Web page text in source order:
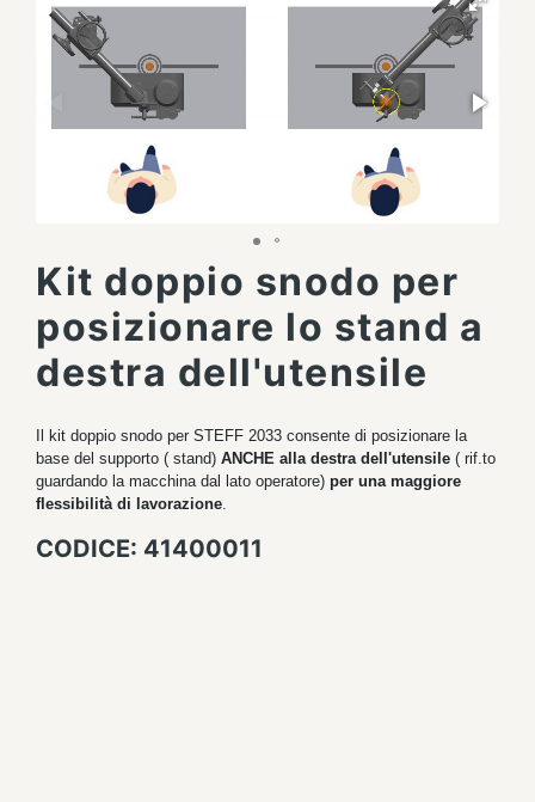
Kit doppio snodo per
posizionare lo stand a
destra dell'utensile
Il kit doppio snodo per STEFF 2033 consente di posizionare la
base del supporto ( stand) ANCHE alla destra dell'utensile ( rif.to
guardando la macchina dal lato operatore) per una maggiore
flessibilità di lavorazione.
CODICE: 41400011